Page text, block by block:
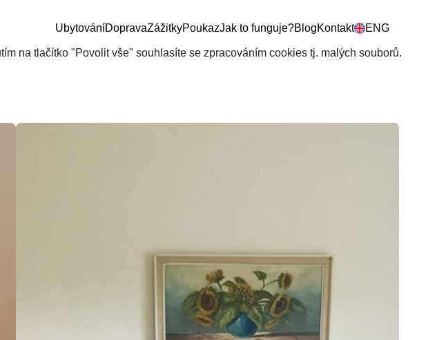
UbytováníDopravaZážitkyPoukazJak to funguje?BlogKontakt ENG
na tlačítko "Povolit vše" souhlasíte se zpracováním cookies tj. malých souborů.